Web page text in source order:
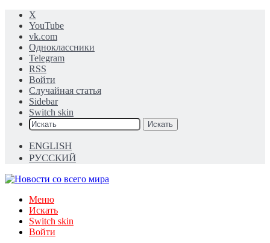
X
YouTube
vk.com
Одноклассники
Telegram
RSS
Войти
Случайная статья
Sidebar
Switch skin
Искать
ENGLISH
РУССКИЙ
Меню
Искать
Switch skin
Войти